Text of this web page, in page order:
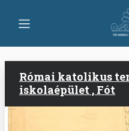
tartalomra
Római katolikus
iskolaépület , Fót